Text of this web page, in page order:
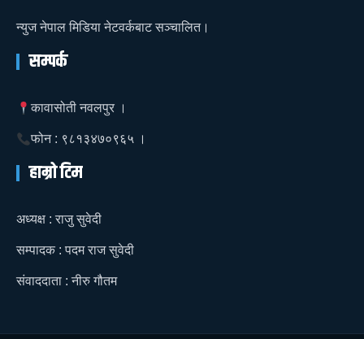
न्युज नेपाल मिडिया नेटवर्कबाट सञ्चालित।
सम्पर्क
कावासोती नवलपुर ।
फोन : ९८१३४७०९६५ ।
हाम्रो टिम
अध्यक्ष : राजु सुवेदी
सम्पादक : पदम राज सुवेदी
संवाददाता : नीरु गौतम